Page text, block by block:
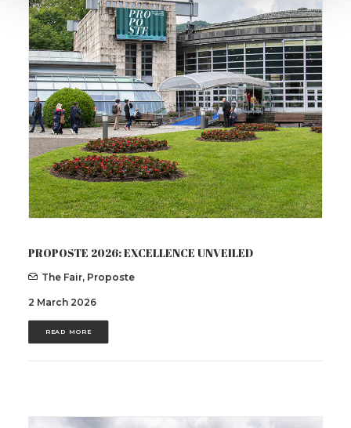
PROPOSTE 2026: EXCELLENCE UNVEILED
The Fair, Proposte
2 March 2026
READ MORE